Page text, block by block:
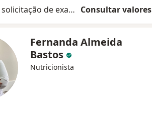
Análise e solicitação de exames Consultar valores
Fernanda Almeida
Bastos
Nutricionista